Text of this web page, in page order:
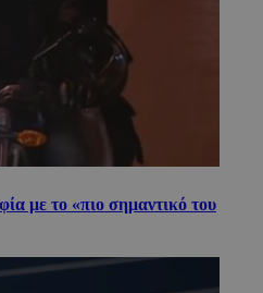
με το «πιο σημαντικό του